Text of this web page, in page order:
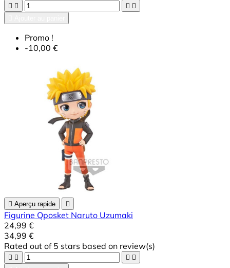
   
Promo !
-10,00 €
 Aperçu rapide 
Figurine Qposket Naruto Uzumaki
24,99 €
34,99 €
Rated out of 5 stars based on review(s)
   